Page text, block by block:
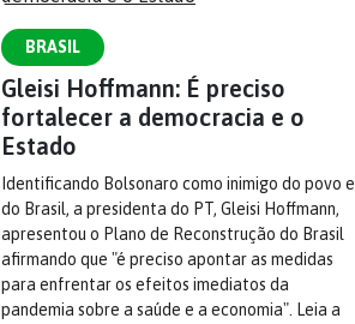
BRASIL
Gleisi Hoffmann: É preciso
fortalecer a democracia e o
Estado
Identificando Bolsonaro como inimigo do povo e
do Brasil, a presidenta do PT, Gleisi Hoffmann,
apresentou o Plano de Reconstrução do Brasil
afirmando que "é preciso apontar as medidas
para enfrentar os efeitos imediatos da
pandemia sobre a saúde e a economia". Leia a